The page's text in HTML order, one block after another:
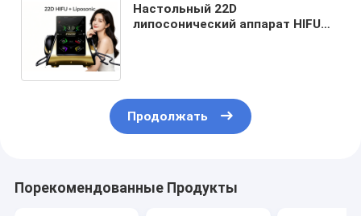
Настольный 22D
липосонический аппарат HIFU
Продолжать
Порекомендованные Продукты